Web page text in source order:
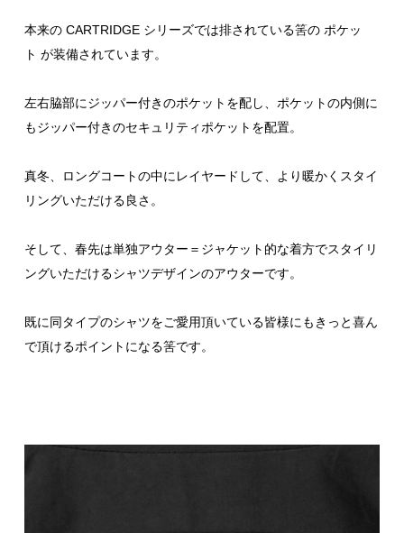
本来の CARTRIDGE シリーズでは排されている筈の ポケッ
ト が装備されています。
左右脇部にジッパー付きのポケットを配し、ポケットの内側に
もジッパー付きのセキュリティポケットを配置。
真冬、ロングコートの中にレイヤードして、より暖かくスタイ
リングいただける良さ。
そして、春先は単独アウター＝ジャケット的な着方でスタイリ
ングいただけるシャツデザインのアウターです。
既に同タイプのシャツをご愛用頂いている皆様にもきっと喜ん
で頂けるポイントになる筈です。